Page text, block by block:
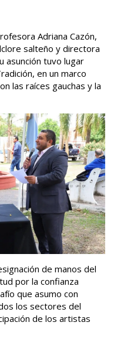
Adriana Cazón,
salteño y directora
asunción tuvo lugar
en un marco
las raíces gauchas y la
de manos del
por la confianza
que asumo con
los sectores del
de los artistas